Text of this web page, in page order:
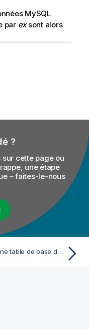
MySQL
par exsont alors
?
cette page ou
une étape
– faites-le-nous
Itérer une table de base de données et lister le nom des colonnes de la table